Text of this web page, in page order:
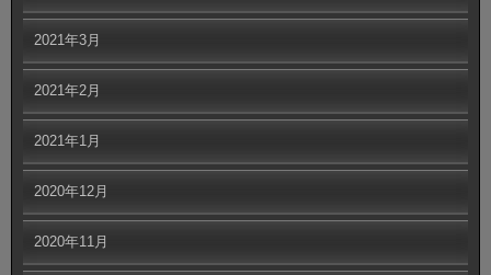
2021年3月
2021年2月
2021年1月
2020年12月
2020年11月